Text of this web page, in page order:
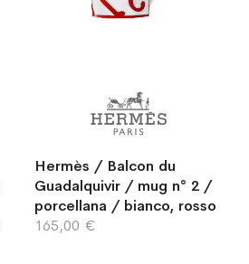
Hermès / Balcon du
Guadalquivir / mug n° 2 /
porcellana / bianco, rosso
165,00 €